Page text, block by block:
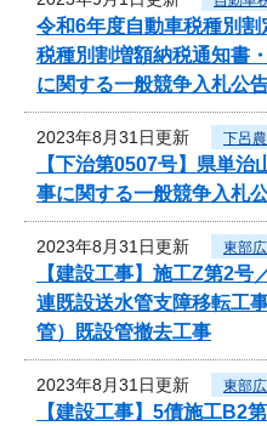
令和6年度自動車税種別
税種別割増額納税通知書
に関する一般競争入札公
2023年8月31日更新 下呂
【下治第0507号】県単
事に関する一般競争入札
2023年8月31日更新 東部
【建設工事】施工Z第2号
連既設送水管支障移転工
管）既設管撤去工事
2023年8月31日更新 東部
【建設工事】5債施工B2